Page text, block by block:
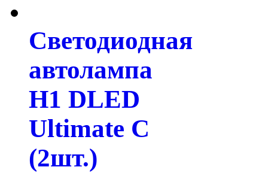
Светодиодная
автолампа
H1 DLED
Ultimate C
(2шт.)